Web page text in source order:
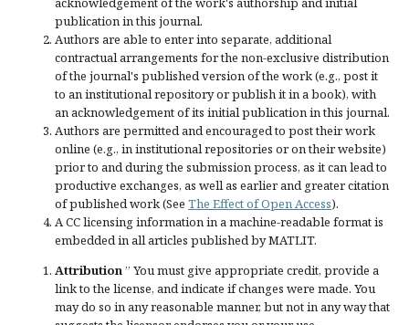
publication in this journal.
Authors are able to enter into separate, additional
contractual arrangements for the non-exclusive distribution
of the journal's published version of the work (e.g., post it
to an institutional repository or publish it in a book), with
an acknowledgement of its initial publication in this journal.
Authors are permitted and encouraged to post their work
online (e.g., in institutional repositories or on their website)
prior to and during the submission process, as it can lead to
productive exchanges, as well as earlier and greater citation
of published work (See The Effect of Open Access).
A CC licensing information in a machine-readable format is
embedded in all articles published by MATLIT.
Attribution” You must give appropriate credit, provide a
link to the license, andindicate if changes were made. You
may do so in any reasonable manner, but not in any way that